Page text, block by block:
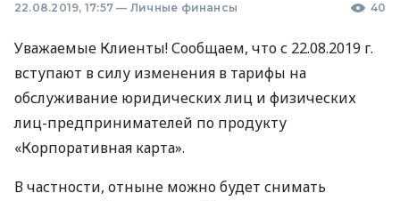
22.08.2019, 17:57 — Личные финансы 40
Уважаемые Клиенты! Сообщаем, что с 22.08.2019 г.
вступают в силу изменения в тарифы на
обслуживание юридических лиц и физических
лиц-предпринимателей по продукту
«Корпоративная карта».
В частности, отныне можно будет снимать